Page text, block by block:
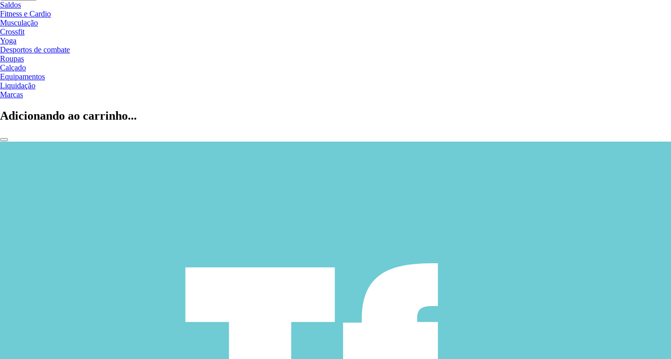
Saldos
Fitness e Cardio
Musculação
Crossfit
Yoga
Desportos de combate
Roupas
Calçado
Equipamentos
Liquidação
Marcas
Adicionando ao carrinho...